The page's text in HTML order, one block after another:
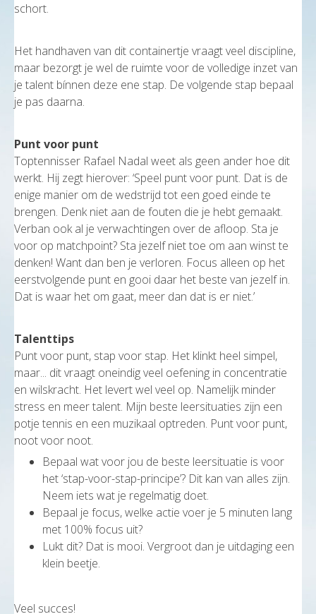
schort.
Het handhaven van dit containertje vraagt veel discipline,
maar bezorgt je wel de ruimte voor de volledige inzet van
je talent bínnen deze ene stap. De volgende stap bepaal
je pas daarna.
Punt voor punt
Toptennisser Rafael Nadal weet als geen ander hoe dit
werkt. Hij zegt hierover: ‘Speel punt voor punt. Dat is de
enige manier om de wedstrijd tot een goed einde te
brengen. Denk niet aan de fouten die je hebt gemaakt.
Verban ook al je verwachtingen over de afloop. Sta je
voor op matchpoint? Sta jezelf niet toe om aan winst te
denken! Want dan ben je verloren. Focus alleen op het
eerstvolgende punt en gooi daar het beste van jezelf in.
Dat is waar het om gaat, meer dan dat is er niet.’
Talenttips
Punt voor punt, stap voor stap. Het klinkt heel simpel,
maar... dit vraagt oneindig veel oefening in concentratie
en wilskracht. Het levert wel veel op. Namelijk minder
stress en meer talent. Mijn beste leersituaties zijn een
potje tennis en een muzikaal optreden. Punt voor punt,
noot voor noot.
Bepaal wat voor jou de beste leersituatie is voor
het ‘stap-voor-stap-principe’? Dit kan van alles zijn.
Neem iets wat je regelmatig doet.
Bepaal je focus, welke actie voer je 5 minuten lang
met 100% focus uit?
Lukt dit? Dat is mooi. Vergroot dan je uitdaging een
klein beetje.
Veel succes!